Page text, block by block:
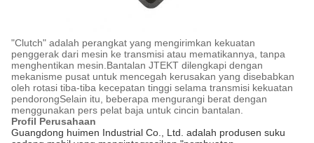
"Clutch" adalah perangkat yang mengirimkan kekuatan
penggerak dari mesin ke transmisi atau mematikannya, tanpa
menghentikan mesin.Bantalan JTEKT dilengkapi dengan
mekanisme pusat untuk mencegah kerusakan yang disebabkan
oleh rotasi tiba-tiba kecepatan tinggi selama transmisi kekuatan
pendorongSelain itu, beberapa mengurangi berat dengan
menggunakan pers pelat baja untuk cincin bantalan.
Profil Perusahaan
Guangdong huimen Industrial Co., Ltd. adalah produsen suku